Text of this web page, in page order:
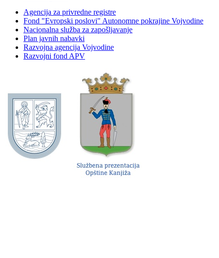
Agencija za privredne registre
Fond "Evropski poslovi" Autonomne pokrajine Vojvodine
Nacionalna služba za zapošljavanje
Plan javnih nabavki
Razvojna agencija Vojvodine
Razvojni fond APV